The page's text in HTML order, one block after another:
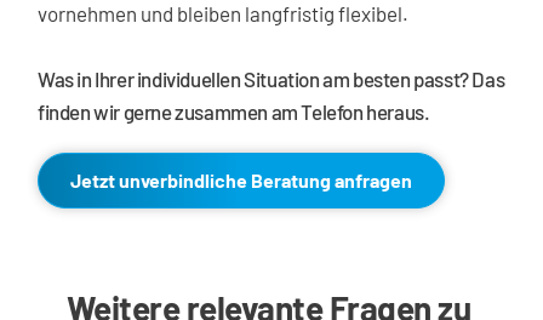
vornehmen und bleiben langfristig flexibel.
Was in Ihrer individuellen Situation am besten passt? Das
finden wir gerne zusammen am Telefon heraus.
Jetzt unverbindliche Beratung anfragen
Weitere relevante Fragen zu